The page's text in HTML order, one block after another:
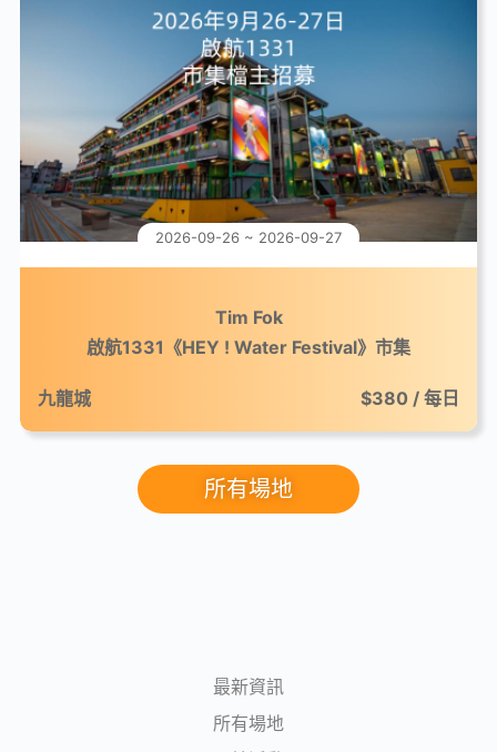
2026-09-26 ~ 2026-09-27
Tim Fok
啟航1331《HEY ! Water Festival》市集
九龍城 $380 / 每日
所有場地
最新資訊
所有場地